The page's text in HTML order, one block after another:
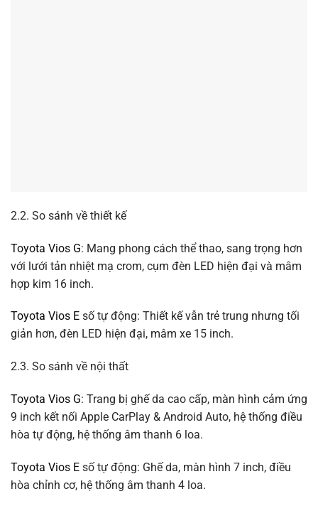
2.2. So sánh về thiết kế
Toyota Vios G: Mang phong cách thể thao, sang trọng hơn
với lưới tản nhiệt mạ crom, cụm đèn LED hiện đại và mâm
hợp kim 16 inch.
Toyota Vios E số tự động: Thiết kế vẫn trẻ trung nhưng tối
giản hơn, đèn LED hiện đại, mâm xe 15 inch.
2.3. So sánh về nội thất
Toyota Vios G: Trang bị ghế da cao cấp, màn hình cảm ứng
9 inch kết nối Apple CarPlay & Android Auto, hệ thống điều
hòa tự động, hệ thống âm thanh 6 loa.
Toyota Vios E số tự động: Ghế da, màn hình 7 inch, điều
hòa chỉnh cơ, hệ thống âm thanh 4 loa.